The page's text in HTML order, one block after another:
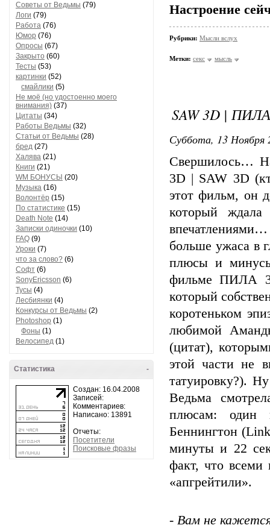
Советы от Ведьмы (79)
Логи (79)
Работа (76)
Юмор (76)
Опросы (67)
Закрыто (60)
Тесты (53)
картинки (52)
смайлики (5)
Не моё (но удостоенно моего
внимания) (37)
Цитаты (34)
Работы Ведьмы (32)
Статьи от Ведьмы (28)
бред (27)
Халява (21)
Книги (21)
WM БОНУСЫ (20)
Музыка (16)
Волонтёр (15)
По статистике (15)
Death Note (14)
Записки одиночки (10)
FAQ (9)
Уроки (7)
что за слово? (6)
Софт (6)
SonyEricsson (6)
Тусы (4)
Лесбиянки (4)
Конкурсы от Ведьмы (2)
Photoshop (1)
Фоны (1)
Велосипед (1)
-
Статистика
Создан: 16.04.2008
Записей:
Комментариев:
Написано: 13891
Отчеты:
Посетители
Поисковые фразы
Настроение
Рубрики: Мысли вслух
Метки: секс мысль
SAW 3D |
Суббота, 13 Ноября
Свершилось…
3D | SAW 3D
этот фильм, он
который
больше ужаса в
плюсы и
фильме ПИЛА
который
коротеньком
любимой
(цитат),
этой части не
татуировку?).
Ведьма
плюсам: один
Беннингтон
минуты и 22
факт, что
«апгрейтили».
- Вам не